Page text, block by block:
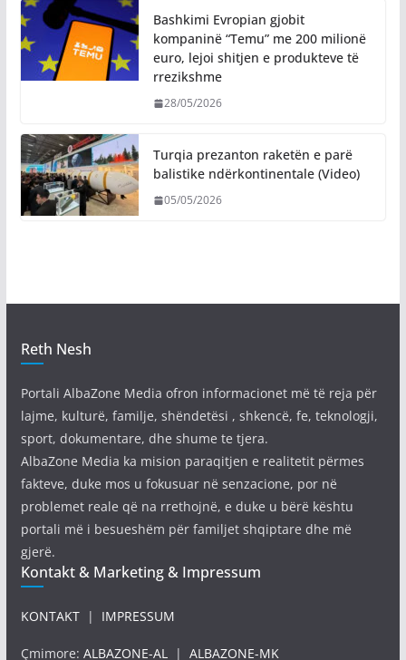
Bashkimi Evropian gjobit
kompaninë “Temu” me 200 milionë
euro, lejoi shitjen e produkteve të
rrezikshme
28/05/2026
Turqia prezanton raketën e parë
balistike ndërkontinentale (Video)
05/05/2026
Reth Nesh
Portali AlbaZone Media ofron informacionet më të reja për
lajme, kulturë, familje, shëndetësi , shkencë, fe, teknologji,
sport, dokumentare, dhe shume te tjera.
AlbaZone Media ka mision paraqitjen e realitetit përmes
fakteve, duke mos u fokusuar në senzacione, por në
problemet reale që na rrethojnë, e duke u bërë kështu
portali më i besueshëm për familjet shqiptare dhe më
gjerë.
Kontakt & Marketing & Impressum
KONTAKT| IMPRESSUM
Çmimore: ALBAZONE-AL| ALBAZONE-MK